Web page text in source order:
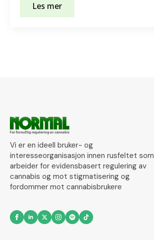
Les mer
Vi er en ideell bruker- og
interesseorganisasjon innen rusfeltet som
arbeider for evidensbasert regulering av
cannabis og mot stigmatisering og
fordommer mot cannabisbrukere